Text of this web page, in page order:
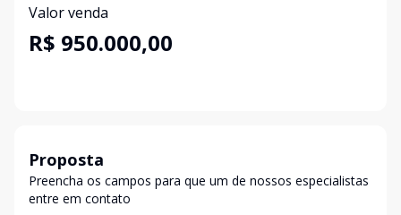
Valor venda
R$ 950.000,00
Proposta
Preencha os campos para que um de nossos especialistas
entre em contato